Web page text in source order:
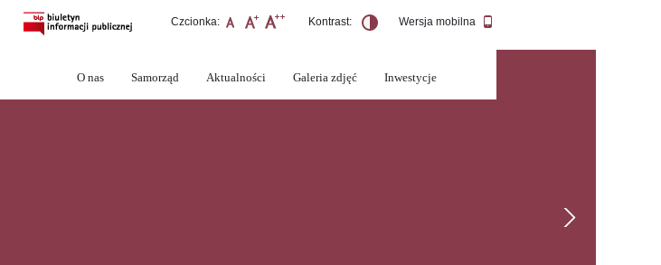
Wersja mobilna
Czcionka: Kontrast:
O nas Samorząd Aktualności Galeria zdjęć Inwestycje